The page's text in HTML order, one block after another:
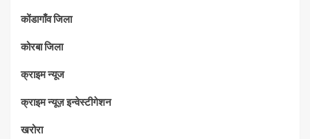
कोंडागाँव जिला
कोरबा जिला
क्राइम न्यूज
क्राइम न्यूज़ इन्वेस्टीगेशन
खरोरा